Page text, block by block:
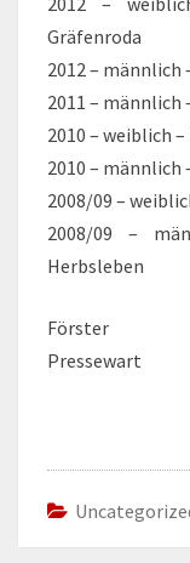
Gräfenroda
2012 – männlich
2011 – männlich
2010 – weiblich
2010 – männlich
2008/09 –
2008/09 –
Herbsleben
Förster
Pressewart